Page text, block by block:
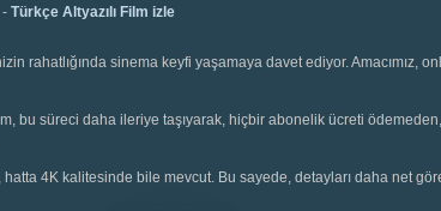
- Türkçe Altyazılı Film izle
rahatlığında sinema keyfi yaşamaya davet ediyor. Amacımız,
bu süreci daha ileriye taşıyarak, hiçbir abonelik ücreti
4K kalitesinde bile mevcut. Bu sayede, detayları daha net